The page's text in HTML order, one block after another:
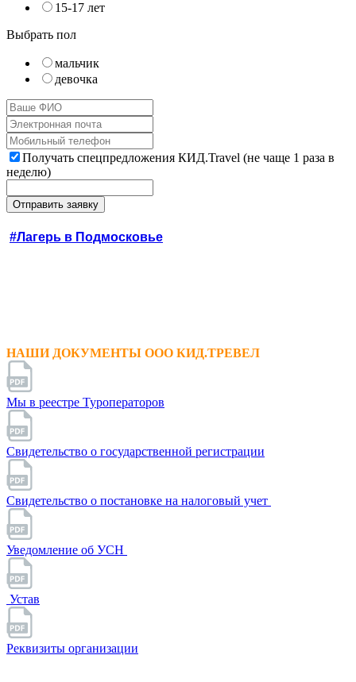
15-17 лет
Выбрать пол
мальчик
девочка
Получать спецпредложения КИД.Travel (не чаще 1 раза в
неделю)
#Лагерь в Подмосковье
НАШИ ДОКУМЕНТЫ ООО КИД.ТРЕВЕЛ
Мы в реестре Туроператоров
Свидетельство о государственной регистрации
Свидетельство о постановке на налоговый учет
Уведомление об УСН
Устав
Реквизиты организации